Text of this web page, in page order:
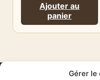
Gérer le
Ajouter au
panier